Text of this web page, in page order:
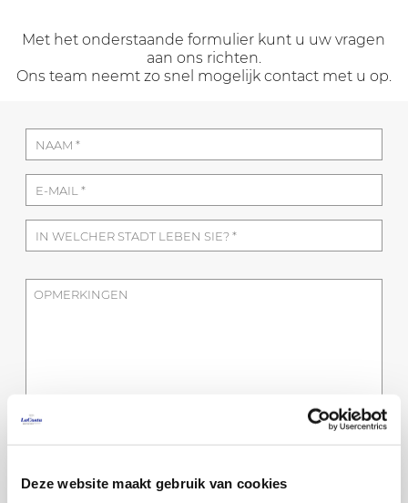
Deze website maakt gebruik van cookies
Met het onderstaande formulier kunt u uw vragen
aan ons richten.
Ons team neemt zo snel mogelijk contact met u op.
bescherming van persoonsgegevens (*)